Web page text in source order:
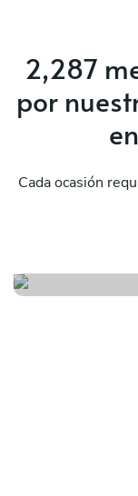
2,287
por
Cada ocasión